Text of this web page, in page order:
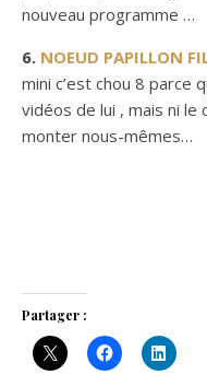
6. NOEUD PAPILLON
mini c’est chou 8 parce
vidéos de lui , mais ni le
monter nous-mêmes…
Partager :